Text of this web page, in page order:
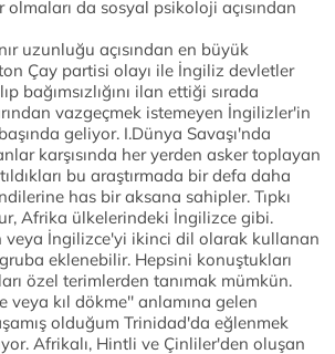
da sosyal psikoloji açısından
uzunluğu açısından en büyük
Çay partisi olayı ile İngiliz devletler
bağımsızlığını ilan ettiği sırada
vazgeçmek istemeyen İngilizler'in
geliyor. I.Dünya Savaşı'nda
karşısında her yerden asker toplayan
bu araştırmada bir defa daha
has bir aksana sahipler. Tıpkı
Afrika ülkelerindeki İngilizce gibi.
veya İngilizce'yi ikinci dil olarak kullanan
eklenebilir. Hepsini konuştukları
özel terimlerden tanımak mümkün.
veya kıl dökme'' anlamına gelen
olduğum Trinidad'da eğlenmek
Afrikalı, Hintli ve Çinliler'den oluşan